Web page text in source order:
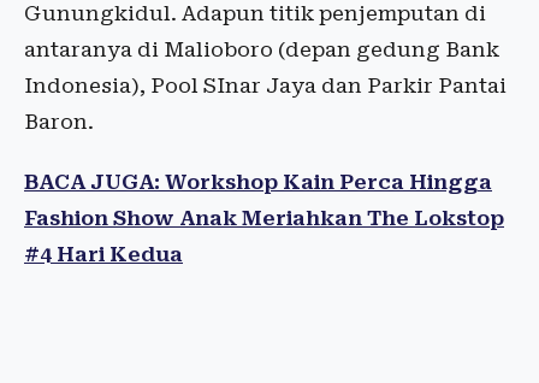
Gunungkidul. Adapun titik penjemputan di
antaranya di Malioboro (depan gedung Bank
Indonesia), Pool SInar Jaya dan Parkir Pantai
Baron.
BACA JUGA: Workshop Kain Perca Hingga
Fashion Show Anak Meriahkan The Lokstop
#4 Hari Kedua